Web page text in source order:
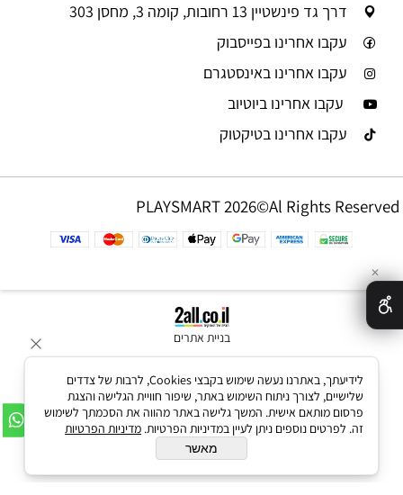
דרך גד פינשטיין 13 רחובות, קומה 3, מחסן 303
עקבו אחרינו בפייסבוק
עקבו אחרינו באינסטגרם
עקבו אחרינו ביוטיוב
עקבו אחרינו בטיקטוק
PLAYSMART 2026©Al Rights Reserved
בניית אתרים
✕
לידיעתך, באתרנו נעשה שימוש בקבצי Cookies, לרבות של צדדים
שלישיים, לצורך ניתוח השימוש באתר, שיפור חוויית הגלישה והצגת
פרסום מותאם אישית. המשך גלישה באתר מהווה את הסכמתך לשימוש
זה. לפרטים נוספים ניתן לעיין במדיניות הפרטיות. מדיניות הפרטיות
מאשר